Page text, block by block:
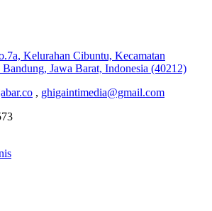
Kelurahan Cibuntu, Kecamatan
Jawa Barat, Indonesia (40212)
, ghigaintimedia@gmail.com